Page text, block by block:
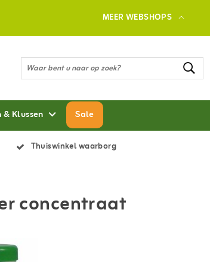
MEER WEBSHOPS
& Klussen Sale
Thuiswinkel waarborg
concentraat